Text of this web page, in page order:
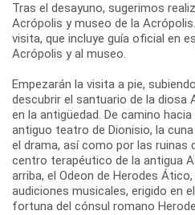
Tras el desayuno, sugerimos
Acrópolis y museo de la
visita, que incluye guía oficial en
Acrópolis y al museo.
Empezarán la visita a pie,
descubrir el santuario de la diosa
en la antigüedad. De camino
antiguo teatro de Dionisio, la
el drama, así como por las ruinas
centro terapéutico de la antigua
arriba, el Odeon de Herodes
audiciones musicales, erigido en
fortuna del cónsul romano